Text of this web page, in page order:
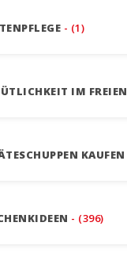
- (1)
IM FREIEN
KAUFEN
- (396)